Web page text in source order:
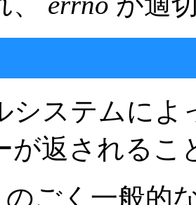
システムによ
が返されるこ
のごく一般的